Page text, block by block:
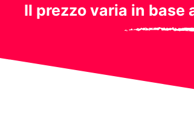
Il prezzo varia in